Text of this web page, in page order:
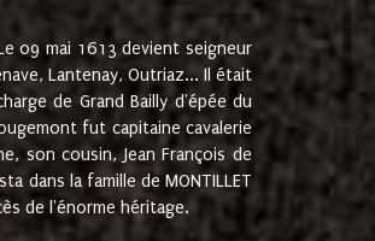
09 mai 1613 devient seigneur
Lantenay, Outriaz... Il était
de Grand Bailly d'épée du
fut capitaine cavalerie
son cousin, Jean François de
dans la famille de MONTILLET
de l'énorme héritage.